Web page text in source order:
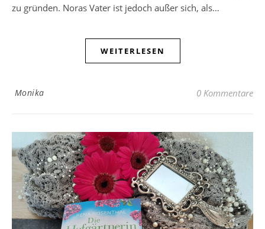
zu gründen. Noras Vater ist jedoch außer sich, als…
WEITERLESEN
Monika 0 Kommentare